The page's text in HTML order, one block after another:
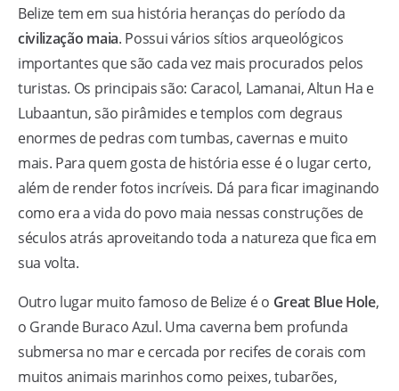
Belize tem em sua história heranças do período da
civilização maia. Possui vários sítios arqueológicos
importantes que são cada vez mais procurados pelos
turistas. Os principais são: Caracol, Lamanai, Altun Ha e
Lubaantun, são pirâmides e templos com degraus
enormes de pedras com tumbas, cavernas e muito
mais. Para quem gosta de história esse é o lugar certo,
além de render fotos incríveis. Dá para ficar imaginando
como era a vida do povo maia nessas construções de
séculos atrás aproveitando toda a natureza que fica em
sua volta.
Outro lugar muito famoso de Belize é o Great Blue Hole,
o Grande Buraco Azul. Uma caverna bem profunda
submersa no mar e cercada por recifes de corais com
muitos animais marinhos como peixes, tubarões,